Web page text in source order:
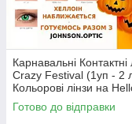
Карнавальні Контактні
Crazy Festival (1уп - 2
Кольорові лінзи на
Готово до відправки